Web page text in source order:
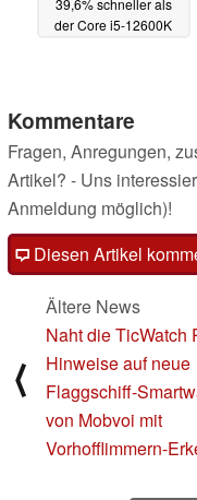
der Core i5-12600K
Kommentare
Fragen, Anregungen,
Artikel? - Uns
Anmeldung möglich)!
Diesen Artikel
⟨
Ältere News
Naht die TicWatch
Hinweise auf neue
Flaggschiff-
von Mobvoi mit
Vorhofflimmern-